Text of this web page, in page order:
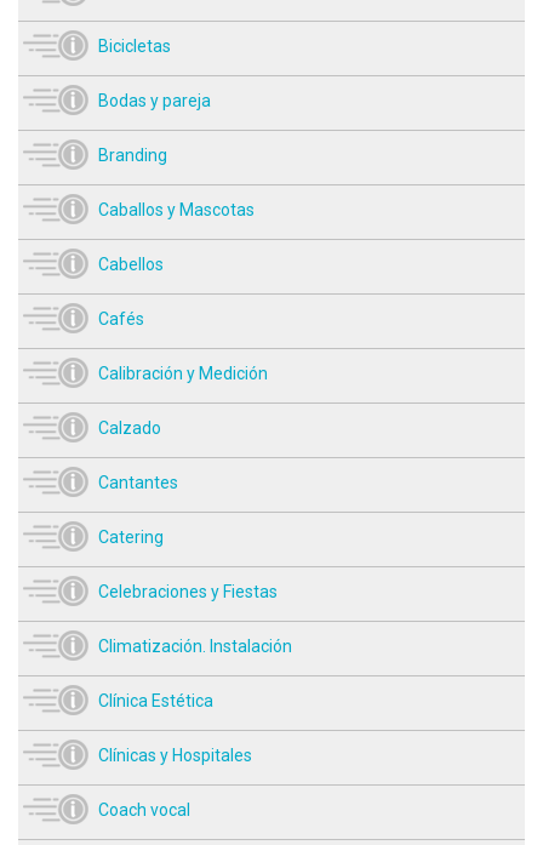
Bicicletas
Bodas y pareja
Branding
Caballos y Mascotas
Cabellos
Cafés
Calibración y Medición
Calzado
Cantantes
Catering
Celebraciones y Fiestas
Climatización. Instalación
Clínica Estética
Clínicas y Hospitales
Coach vocal